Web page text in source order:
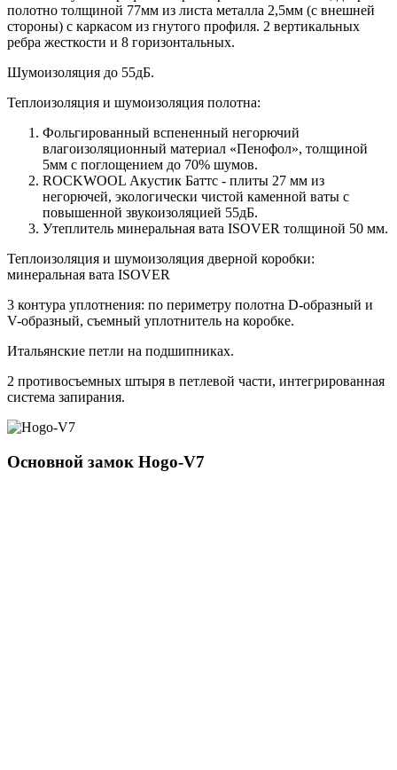
полотно толщиной 77мм из листа металла 2,5мм (с внешней
стороны) c каркасом из гнутого профиля. 2 вертикальных
ребра жесткости и 8 горизонтальных.
Шумоизоляция до 55дБ.
Теплоизоляция и шумоизоляция полотна:
Фольгированный вспененный негорючий
влагоизоляционный материал «Пенофол», толщиной
5мм с поглощением до 70% шумов.
ROCKWOOL Акустик Баттс - плиты 27 мм из
негорючей, экологически чистой каменной ваты с
повышенной звукоизоляцией 55дБ.
Утеплитель минеральная вата ISOVER толщиной 50 мм.
Теплоизоляция и шумоизоляция дверной коробки:
минеральная вата ISOVER
3 контура уплотнения: по периметру полотна D-образный и
V-образный, съемный уплотнитель на коробке.
Итальянские петли на подшипниках.
2 противосъемных штыря в петлевой части, интегрированная
система запирания.
Основной замок Hogo-V7